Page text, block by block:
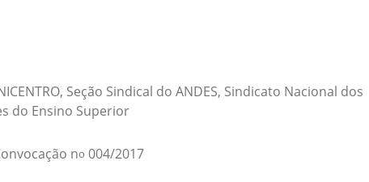
Seção Sindical do ANDES, Sindicato Nacional dos
do Ensino Superior
no 004/2017